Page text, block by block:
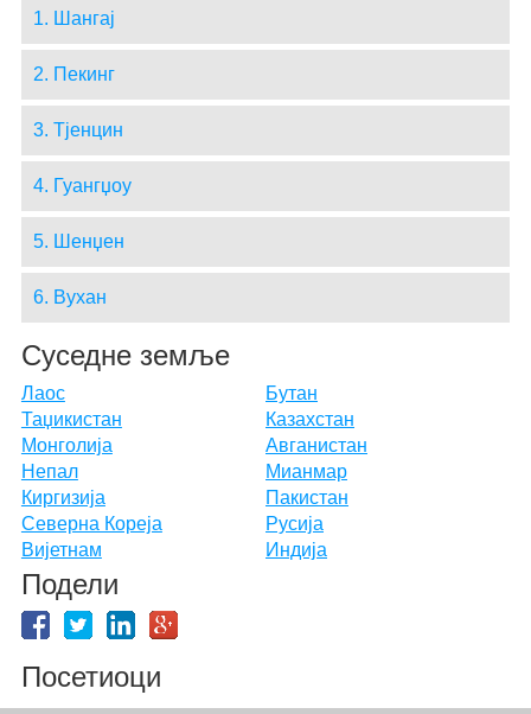
1. Шангај
2. Пекинг
3. Тјенцин
4. Гуангџоу
5. Шенџен
6. Вухан
Суседне земље
Лаос
Бутан
Таџикистан
Казахстан
Монголија
Авганистан
Непал
Мианмар
Киргизија
Пакистан
Северна Кореја
Русија
Вијетнам
Индија
Подели
Посетиоци